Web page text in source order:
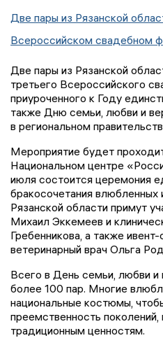
Две пары из Рязанской
Всероссийском свадебном
Две пары из Рязанской
третьего Всероссийского
приуроченного к Году
также Дню семьи, любви и
в региональном
Мероприятие будет
Национальном центре
июля состоится церемония
бракосочетания влюбленных
Рязанской области примут
Михаил Эккемеев и
Гребенникова, а также
ветеринарный врач Ольга
Всего в День семьи, любви и
более 100 пар. Многие
национальные костюмы,
преемственность
традиционным ценностям.